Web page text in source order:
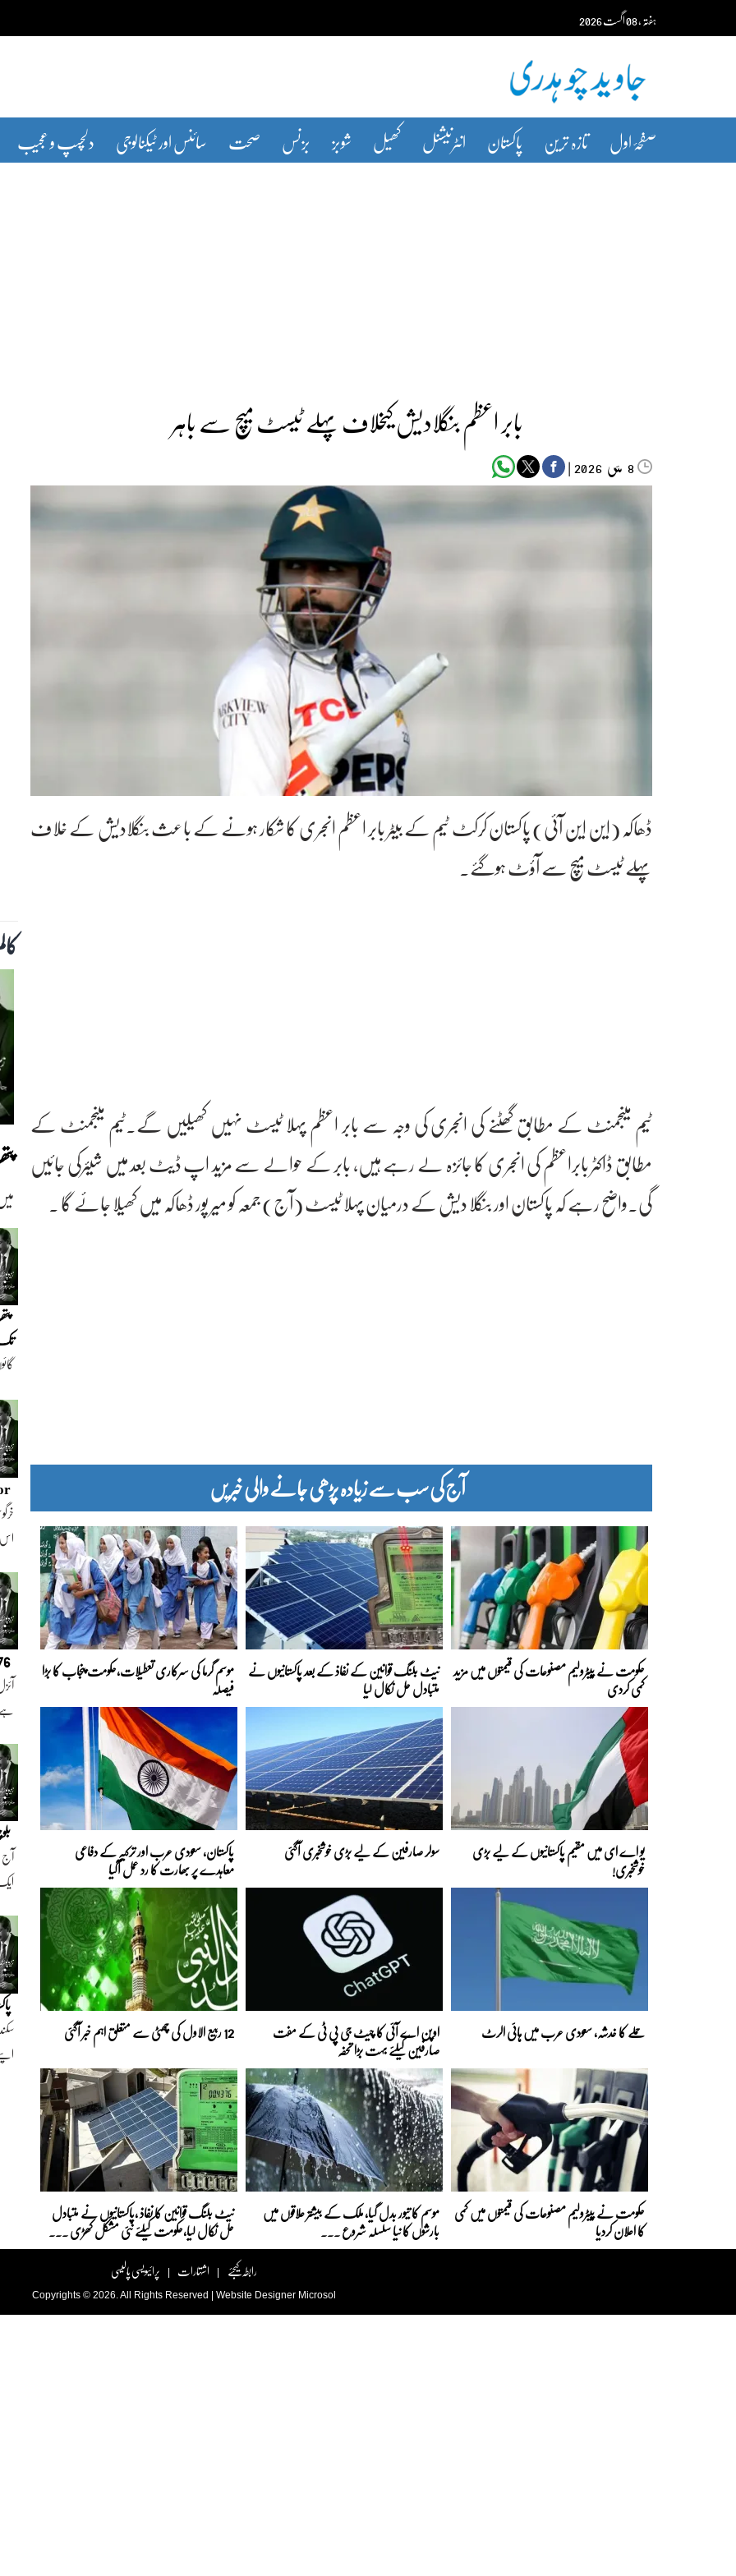
content ہفتہ‬‮،08اگست‬‮2026
صفحۂ اول تازہ ترین پاکستان انٹرنیشنل کھیل شوبز بزنس صحت سائنس اور ٹیکنالوجی دلچسپ و عجیب
بابر اعظم بنگلادیش کیخلاف پہلے ٹیسٹ میچ سے باہر
8مئی‬‮ |
ڈھاکہ (این این آئی) پاکستان کرکٹ ٹیم کے بیٹر بابر اعظم انجری کا شکار ہونے کے باعث بنگلادیش کے خلاف
پہلے ٹیسٹ میچ سے آؤٹ ہوگئے۔
ٹیم مینجمنٹ کے مطابق گھٹنے کی انجری کی وجہ سے بابر اعظم پہلا ٹیسٹ نہیں کھیلیں گے۔ٹیم مینجمنٹ کے
مطابق ڈاکٹر بابراعظم کی انجری کا جائزہ لے رہے ہیں، بابر کے حوالے سے مزید اپ ڈیٹ بعد میں شیئرکی جائیں
گی۔واضح رہے کہ پاکستان اور بنگلا دیش کے درمیان پہلا ٹیسٹ (آج) جمعہ کو میر پور ڈھاکہ میں کھیلا جائے گا ۔
آج کی سب سے زیادہ پڑھی جانے والی خبریں
حکومت نے پیٹرولیم مصنوعات کی قیمتوں میں مزید
کمی کردی
نیٹ بلنگ قوانین کے نفاذ کے بعد پاکستانیوں نے
متبادل حل نکال لیا
موسم گرما کی سرکاری تعطیلات،حکومت پنجاب کا بڑا
فیصلہ
یو اے ای میں مقیم پاکستانیوں کے لیے بڑی
خوشخبری!
سولر صارفین کے لیے بڑی خوشخبری آگئی پاکستان، سعودی عرب اور ترکیہ کے دفاعی
معاہدے پر بھارت کا رد عمل آگیا
حملے کا خدشہ، سعودی عرب میں ہائی الرٹ اوپن اے آئی کا چیٹ جی پی ٹی کے مفت
صارفین کیلئے بہت بڑا تحفہ
12 ربیع الاول کی چھٹی سے متعلق اہم خبر آگئی
حکومت نے پیٹرولیم مصنوعات کی قیمتوں میں کمی
کا اعلان کردیا
موسم کا تیور بدل گیا، ملک کے بیشتر علاقوں میں
بارشوں کا نیا سلسلہ شروع ...
نیٹ بلنگ قوانین کا نفاذ ،پاکستانیوں نے متبادل
حل نکال لیا،حکومت کیلئے نئی مشکل کھڑی ...
رابطہ کیجئے | اشتہارات | پرائیویسی پالیسی
Copyrights © 2026. All Rights Reserved | Website Designer Microsol